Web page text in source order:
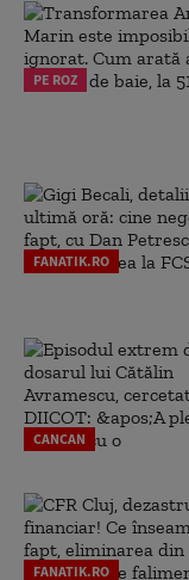
PE ROZ
FANATIK.RO
CANCAN
FANATIK.RO